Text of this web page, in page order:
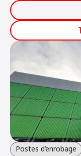
aux visiteurs
est disponible sur
Postes d’enrobage